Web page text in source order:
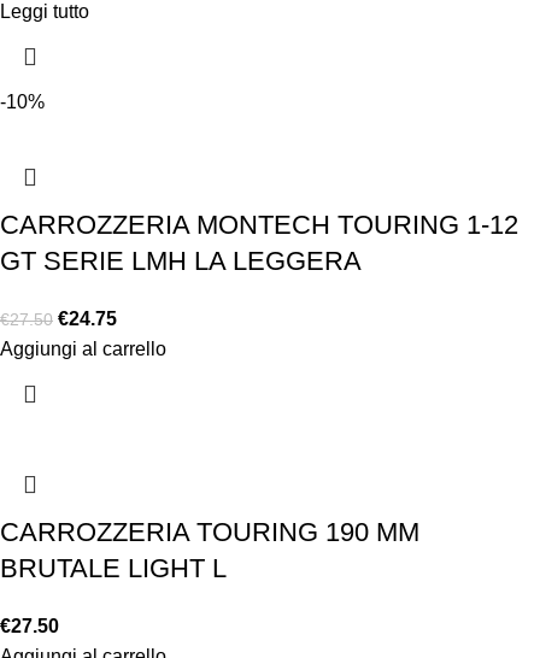
Leggi tutto
-10%
CARROZZERIA MONTECH TOURING 1-12
GT SERIE LMH LA LEGGERA
€27.50 €24.75
Aggiungi al carrello
CARROZZERIA TOURING 190 MM
BRUTALE LIGHT L
€27.50